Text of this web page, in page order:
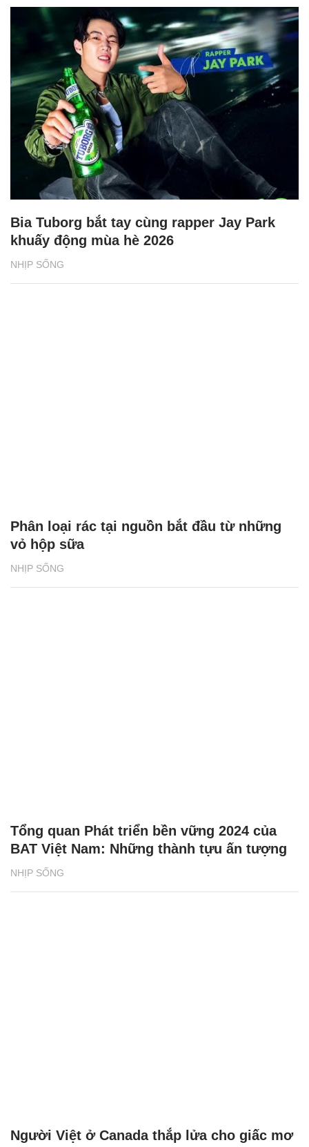
NHỊP SỐNG
Bia Tuborg bắt tay cùng rapper Jay Park
khuấy động mùa hè 2026
NHỊP SỐNG
Phân loại rác tại nguồn bắt đầu từ những
vỏ hộp sữa
NHỊP SỐNG
Tổng quan Phát triển bền vững 2024 của
BAT Việt Nam: Những thành tựu ấn tượng
Người Việt ở Canada thắp lửa cho giấc mơ